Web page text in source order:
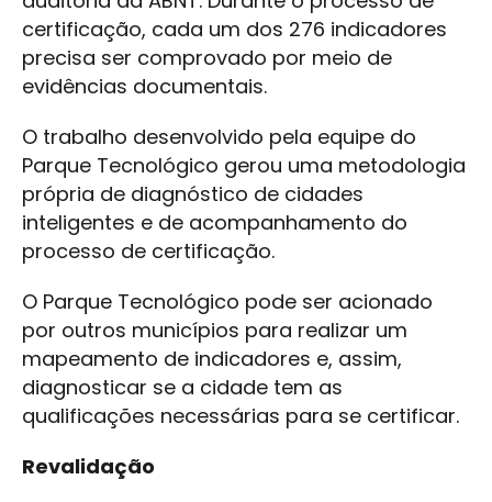
certificação, cada um dos 276 indicadores
precisa ser comprovado por meio de
evidências documentais.
O trabalho desenvolvido pela equipe do
Parque Tecnológico gerou uma metodologia
própria de diagnóstico de cidades
inteligentes e de acompanhamento do
processo de certificação.
O Parque Tecnológico pode ser acionado
por outros municípios para realizar um
mapeamento de indicadores e, assim,
diagnosticar se a cidade tem as
qualificações necessárias para se certificar.
Revalidação